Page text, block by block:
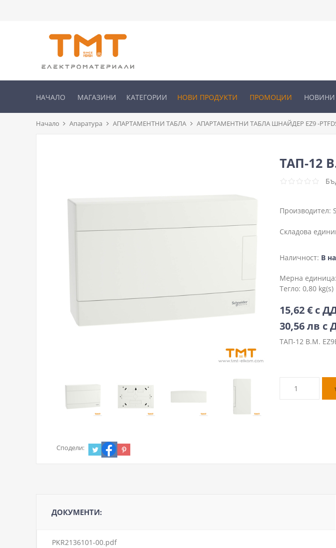
НАЧАЛО МАГАЗИНИ КАТЕГОРИИ НОВИ ПРОДУКТИ ПРОМОЦИИ НОВИНИ
Начало Апаратура АПАРТАМЕНТНИ ТАБЛА АПАРТАМЕНТНИ ТАБЛА ШНАЙДЕР EZ9 -
ТАП-12
Производител:
Складова
Наличност: В
Мерна единица:
Тегло:0,80 kg(s)
15,62 € с
30,56 лв с
ТАП-12 В.М.
Сподели:
ДОКУМЕНТИ:
PKR2136101-00.pdf